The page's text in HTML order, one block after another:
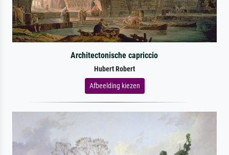
Architectonische capriccio
Hubert Robert
Afbeelding kiezen